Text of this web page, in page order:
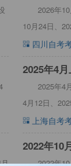
2026年
10月24日、
四川自考
2025年4
2025年4
4月12日、
上海自考
2022年10
2022年